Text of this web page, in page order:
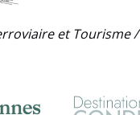
et